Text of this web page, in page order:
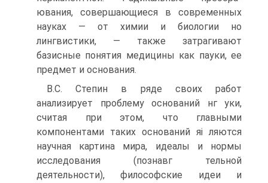
ювания, совершающиеся в современных
науках — от химии и биологии но
лингвистики, — также затрагивают
базисные понятия медицины как пауки, ее
предмет и основания.
B.C. Степин в ряде своих работ
анализирует проблему оснований нг уки,
считая при этом, что главными
компонентами таких оснований яі ляются
научная картина мира, идеалы и нормы
исследования (познавг тельной
деятельности), философские идеи и